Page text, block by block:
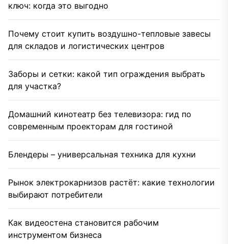
ключ: когда это выгодно
Почему стоит купить воздушно-тепловые завесы
для складов и логистических центров
Заборы и сетки: какой тип ограждения выбрать
для участка?
Домашний кинотеатр без телевизора: гид по
современным проекторам для гостиной
Блендеры – универсальная техника для кухни
Рынок электрокарнизов растёт: какие технологии
выбирают потребители
Как видеостена становится рабочим
инструментом бизнеса